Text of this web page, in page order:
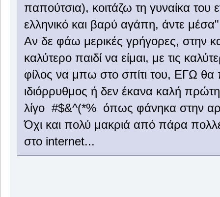
παπούτσια), κοιτάζω τη γυναίκα
ελληνικό και βαρύ αγάπη, άντε
Αν δε φάω μερικές γρήγορες, στην
καλύτερο παιδί να είμαι, με τις
φίλος να μπω στο σπίτι του, ΕΓΩ θα
ιδιόρρυθμος ή δεν έκανα καλή
λίγο #$&^(*% όπως φάνηκα στην
Όχι και πολύ μακριά από πάρα
στο internet...